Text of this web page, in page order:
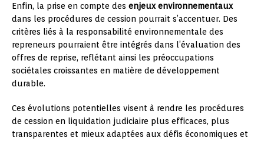
Enfin, la prise en compte des enjeux environnementaux
dans les procédures de cession pourrait s’accentuer. Des
critères liés à la responsabilité environnementale des
repreneurs pourraient être intégrés dans l’évaluation des
offres de reprise, reflétant ainsi les préoccupations
sociétales croissantes en matière de développement
durable.
Ces évolutions potentielles visent à rendre les procédures
de cession en liquidation judiciaire plus efficaces, plus
transparentes et mieux adaptées aux défis économiques et